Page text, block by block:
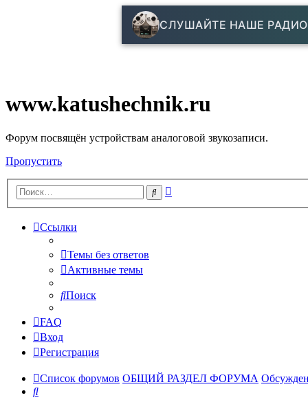
СЛУШАЙТЕ НАШЕ РАДИО
www.katushechnik.ru
Форум посвящён устройствам аналоговой звукозаписи.
Пропустить
Поиск
Ссылки
Темы без ответов
Активные темы
Поиск
FAQ
Вход
Регистрация
Список форумов ОБЩИЙ РАЗДЕЛ ФОРУМА
Поиск